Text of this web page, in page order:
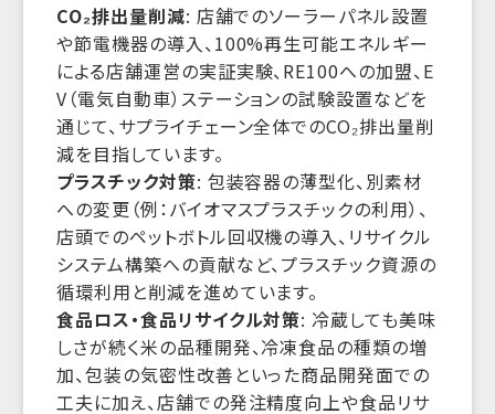
CO₂排出量削減: 店舗でのソーラーパネル設置
や節電機器の導入、100%再生可能エネルギー
による店舗運営の実証実験、RE100への加盟、E
V（電気自動車）ステーションの試験設置などを
通じて、サプライチェーン全体でのCO₂排出量削
減を目指しています。
プラスチック対策: 包装容器の薄型化、別素材
への変更（例：バイオマスプラスチックの利用）、
店頭でのペットボトル回収機の導入、リサイクル
システム構築への貢献など、プラスチック資源の
循環利用と削減を進めています。
食品ロス・食品リサイクル対策: 冷蔵しても美味
しさが続く米の品種開発、冷凍食品の種類の増
加、包装の気密性改善といった商品開発面での
工夫に加え、店舗での発注精度向上や食品リサ